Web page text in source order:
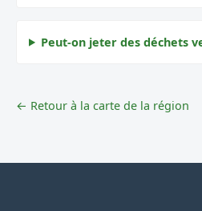
Peut-on jeter des déchets
← Retour à la carte de la région